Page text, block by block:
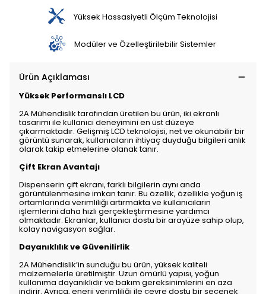
Yüksek Hassasiyetli Ölçüm Teknolojisi
Modüler ve Özelleştirilebilir Sistemler
Ürün Açıklaması
Yüksek Performanslı LCD
2A Mühendislik tarafından üretilen bu ürün, iki ekranlı
tasarımı ile kullanıcı deneyimini en üst düzeye
çıkarmaktadır. Gelişmiş LCD teknolojisi, net ve okunabilir bir
görüntü sunarak, kullanıcıların ihtiyaç duyduğu bilgileri anlık
olarak takip etmelerine olanak tanır.
Çift Ekran Avantajı
Dispenserin çift ekranı, farklı bilgilerin aynı anda
görüntülenmesine imkan tanır. Bu özellik, özellikle yoğun iş
ortamlarında verimliliği artırmakta ve kullanıcıların
işlemlerini daha hızlı gerçekleştirmesine yardımcı
olmaktadır. Ekranlar, kullanıcı dostu bir arayüze sahip olup,
kolay navigasyon sağlar.
Dayanıklılık ve Güvenilirlik
2A Mühendislik’in sunduğu bu ürün, yüksek kaliteli
malzemelerle üretilmiştir. Uzun ömürlü yapısı, yoğun
kullanıma dayanıklıdır ve bakım gereksinimlerini en aza
indirir. Ayrıca, enerji verimliliği ile çevre dostu bir seçenek